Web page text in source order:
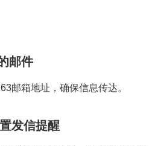
邮件
邮箱地址，确保信息传达。
发信提醒